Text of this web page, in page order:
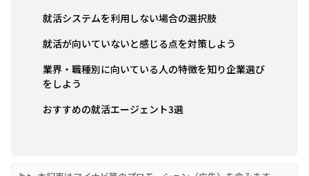
就活システムを利用しない場合の選択肢
就活が向いていないと感じる点を対策しよう
業界・職種別に向いている人の特徴を知り企業選び
をしよう
おすすめの就活エージェント3選